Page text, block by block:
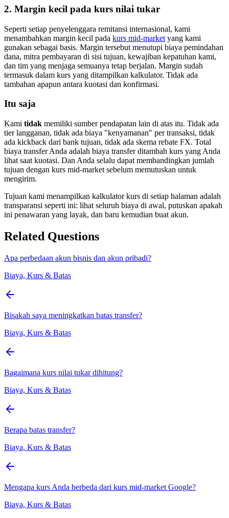
2. Margin kecil pada kurs nilai tukar
Seperti setiap penyelenggara remitansi internasional, kami
menambahkan margin kecil pada kurs mid-market yang kami
gunakan sebagai basis. Margin tersebut menutupi biaya pemindahan
dana, mitra pembayaran di sisi tujuan, kewajiban kepatuhan kami,
dan tim yang menjaga semuanya tetap berjalan. Margin sudah
termasuk dalam kurs yang ditampilkan kalkulator. Tidak ada
tambahan apapun antara kuotasi dan konfirmasi.
Itu saja
Kami tidak memiliki sumber pendapatan lain di atas itu. Tidak ada
tier langganan, tidak ada biaya "kenyamanan" per transaksi, tidak
ada kickback dari bank tujuan, tidak ada skema rebate FX. Total
biaya transfer Anda adalah biaya transfer ditambah kurs yang Anda
lihat saat kuotasi. Dan Anda selalu dapat membandingkan jumlah
tujuan dengan kurs mid-market sebelum memutuskan untuk
mengirim.
Tujuan kami menampilkan kalkulator kurs di setiap halaman adalah
transparansi seperti ini: lihat seluruh biaya di awal, putuskan apakah
ini penawaran yang layak, dan baru kemudian buat akun.
Related Questions
Apa perbedaan akun bisnis dan akun pribadi?
Biaya, Kurs & Batas
Bisakah saya meningkatkan batas transfer?
Biaya, Kurs & Batas
Bagaimana kurs nilai tukar dihitung?
Biaya, Kurs & Batas
Berapa batas transfer?
Biaya, Kurs & Batas
Mengapa kurs Anda berbeda dari kurs mid-market Google?
Biaya, Kurs & Batas